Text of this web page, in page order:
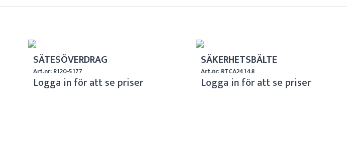
SÄTESÖVERDRAG
Art.nr: R120-5177
Logga in för att se priser
SÄKERHETSBÄLTE
Art.nr: RTCA24148
Logga in för att se priser